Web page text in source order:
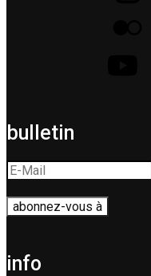
bulletin
info